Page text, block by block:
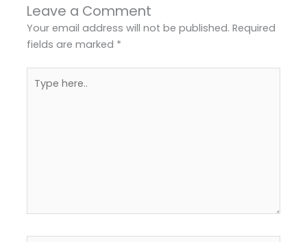
Leave a Comment
Your email address will not be published. Required
fields are marked *
here..